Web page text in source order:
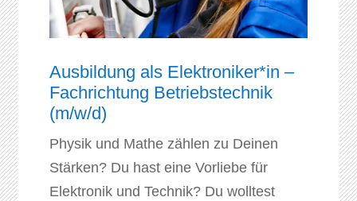
Ausbildung als Elektroniker*in –
Fachrichtung Betriebstechnik
(m/w/d)
Physik und Mathe zählen zu Deinen
Stärken? Du hast eine Vorliebe für
Elektronik und Technik? Du wolltest